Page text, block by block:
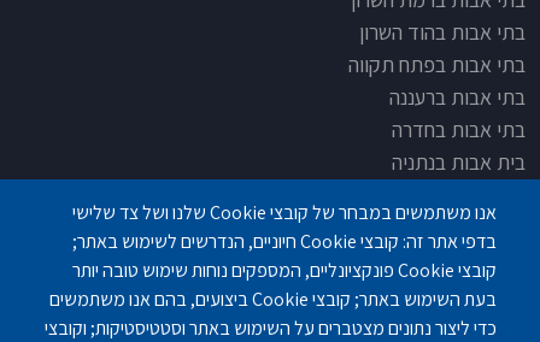
בתי אבות בהוד השרון
בתי אבות בפתח תקווה
בתי אבות ברעננה
בתי אבות בחדרה
בית אבות בנתניה
בית אבות בפתח תקוה
בית בלב כפר סבא
בית אבות בחיפה
אנו משתמשים במבחר של קובצי Cookie שלנו ושל צד שלישי
בדפי אתר זה: קובצי Cookie חיוניים, הנדרשים לשימוש באתר;
קובצי Cookie פונקציונליים, המספקים נוחות שימוש טובה יותר
בעת השימוש באתר; קובצי Cookie ביצועים, בהם אנו משתמשים
כדי ליצור נתונים מצטברים על השימוש באתר וסטטיסטיקות; וקובצי